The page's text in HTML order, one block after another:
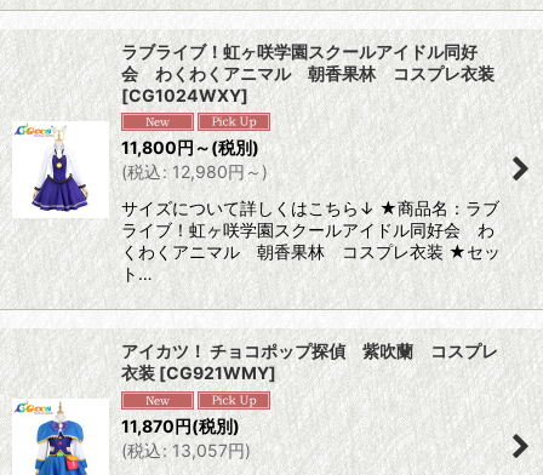
ラブライブ！虹ヶ咲学園スクールアイドル同好
会 わくわくアニマル 朝香果林 コスプレ衣装
[CG1024WXY]
11,800円～(税別)
(税込: 12,980円～)
サイズについて詳しくはこちら↓ ★商品名：ラブ
ライブ！虹ヶ咲学園スクールアイドル同好会 わ
くわくアニマル 朝香果林 コスプレ衣装 ★セッ
ト…
アイカツ！ チョコポップ探偵 紫吹蘭 コスプレ
衣装[CG921WMY]
11,870円(税別)
(税込: 13,057円)